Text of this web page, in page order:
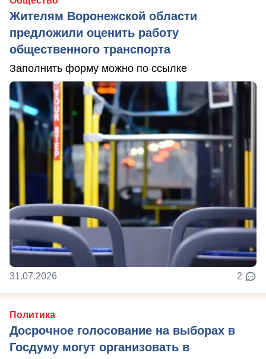
Жителям Воронежской области
предложили оценить работу
общественного транспорта
Заполнить форму можно по ссылке
31.07.2026 2
Политика
Досрочное голосование на выборах в
Госдуму могут организовать в